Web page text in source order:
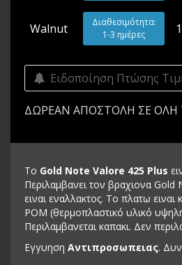
Walnut
Διαθεσιμότητα:
1-3 ημέρες
Ειδοποίηση Πτώσης
ΔΩΡΕΑΝ ΑΠΟΣΤΟΛΗ ΣΕ ΟΛΗ
Το Gold Note Valore 425 Plus
Περιλαμβανει τον βραχιονα
ειναι εναλλακτος. Το πλατω
POM (θερμοπλαστικό υλικό
Περιλαμβανεται καπακι. Δεν
Εγγυηση Αντιπροσωπειας.